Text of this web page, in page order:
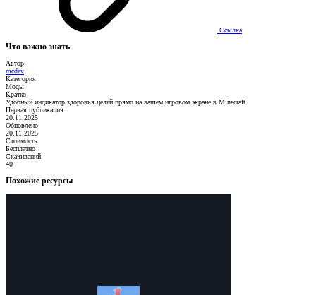
Ссылка
Что важно знать
Автор
mcdev
Категория
Моды
Кратко
Удобный индикатор здоровья целей прямо на вашем игровом экране в Minecraft.
Первая публикация
20.11.2025
Обновлено
20.11.2025
Стоимость
Бесплатно
Скачиваний
40
Похожие ресурсы